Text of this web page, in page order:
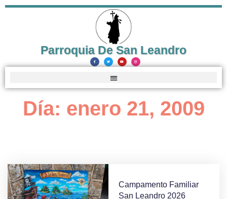
Parroquia De San Leandro
Día: enero 21, 2009
Campamento Familiar
San Leandro 2026